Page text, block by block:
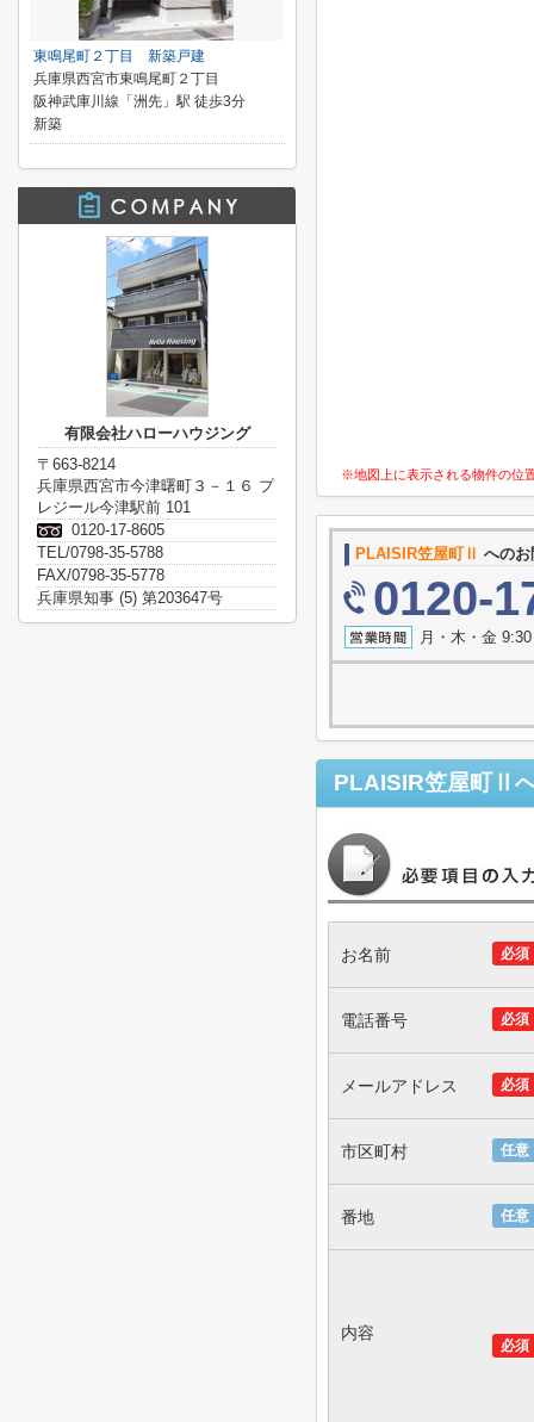
※地図上に表示される物件の位
PLAISIR笠屋町Ⅱ への
0120-
月・木・金
PLAISIR笠屋町Ⅱ
必須
お名前
必須
電話番号
必須
メールアドレス
任意
市区町村
任意
番地
必須
内容
東鳴尾町２丁目 新築戸建
兵庫県西宮市東鳴尾町２丁目
阪神武庫川線「洲先」駅 徒歩3分
新築
有限会社ハローハウジング
〒663-8214
兵庫県西宮市今津曙町３－１６ プ
レジール今津駅前 101
0120-17-8605
TEL/0798-35-5788
FAX/0798-35-5778
兵庫県知事 (5) 第203647号